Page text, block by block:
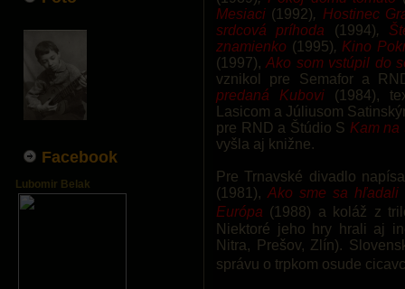
Facebook
Lubomir Belak
Mesiaci (1992), Hostinec
srdcová príhoda
(1994),
znamienko (1995), Kino
(1997),Ako som vstúpil do
vznikol pre Semafor a
predaná Kubovi (1984),
Lasicom a Júliusom
pre RND a Štúdio S Kam na
vyšla aj knižne.
Pre Trnavské divadlo
(1981), Ako sme sa hľadali
Európa (1988) a koláž z
Niektoré jeho hry hrali aj
Nitra, Prešov, Zlín).
správu o trpkom osude